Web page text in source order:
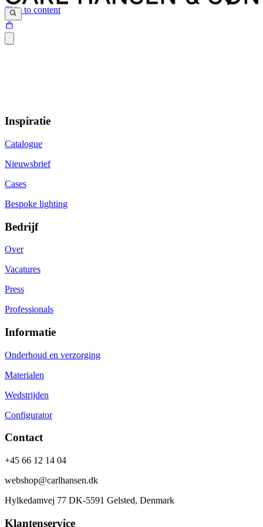
Skip to content
Inspiratie
Catalogue
Nieuwsbrief
Cases
Bespoke lighting
Bedrijf
Over
Vacatures
Press
Professionals
Informatie
Onderhoud en verzorging
Materialen
Wedstrijden
Configurator
Contact
+45 66 12 14 04
webshop@carlhansen.dk
Hylkedamvej 77 DK-5591 Gelsted, Denmark
Klantenservice